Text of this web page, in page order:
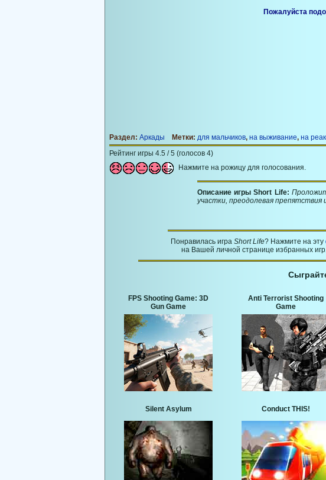
Игра начнется через 25 сек.
Раздел: Аркады Метки: для мальчиков, на выживание, на
Рейтинг игры 4.5 / 5 (голосов 4)
Нажмите на рожицу для голосования.
Описание игры Short Life:
участки, преодолевая препятствия
Понравилась игра Short Life? Нажмите на эту
на Вашей личной странице избранных
FPS Shooting Game: 3D
Gun Game
Anti Terrorist Shooting
Game
Silent Asylum Conduct THIS!